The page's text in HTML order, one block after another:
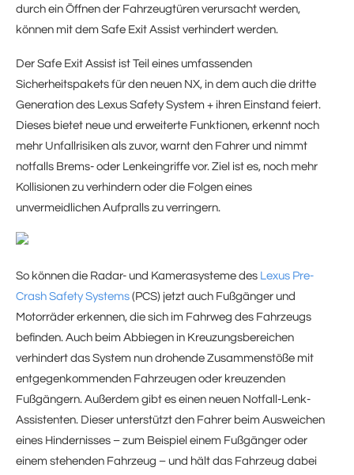
durch ein Öffnen der Fahrzeugtüren verursacht werden,
können mit dem Safe Exit Assist verhindert werden.
Der Safe Exit Assist ist Teil eines umfassenden
Sicherheitspakets für den neuen NX, in dem auch die dritte
Generation des Lexus Safety System + ihren Einstand feiert.
Dieses bietet neue und erweiterte Funktionen, erkennt noch
mehr Unfallrisiken als zuvor, warnt den Fahrer und nimmt
notfalls Brems- oder Lenkeingriffe vor. Ziel ist es, noch mehr
Kollisionen zu verhindern oder die Folgen eines
unvermeidlichen Aufpralls zu verringern.
So können die Radar- und Kamerasysteme des Lexus Pre-
Crash Safety Systems (PCS) jetzt auch Fußgänger und
Motorräder erkennen, die sich im Fahrweg des Fahrzeugs
befinden. Auch beim Abbiegen in Kreuzungsbereichen
verhindert das System nun drohende Zusammenstöße mit
entgegenkommenden Fahrzeugen oder kreuzenden
Fußgängern. Außerdem gibt es einen neuen Notfall-Lenk-
Assistenten. Dieser unterstützt den Fahrer beim Ausweichen
eines Hindernisses – zum Beispiel einem Fußgänger oder
einem stehenden Fahrzeug – und hält das Fahrzeug dabei